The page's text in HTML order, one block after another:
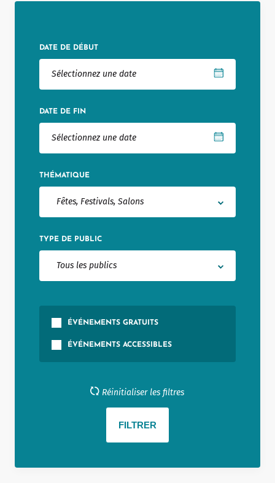
DATE DE DÉBUT
DATE DE FIN
THÉMATIQUE
Fêtes, Festivals, Salons
TYPE DE PUBLIC
Tous les publics
ÉVÉNEMENTS GRATUITS
ÉVÉNEMENTS ACCESSIBLES
Réinitialiser les filtres